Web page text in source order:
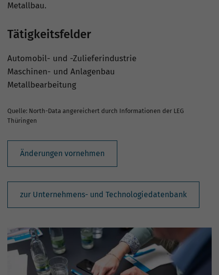
Metallbau.
Tätigkeitsfelder
Automobil- und -Zulieferindustrie
Maschinen- und Anlagenbau
Metallbearbeitung
Quelle: North-Data angereichert durch Informationen der LEG
Thüringen
Änderungen vornehmen
zur Unternehmens- und Technologiedatenbank